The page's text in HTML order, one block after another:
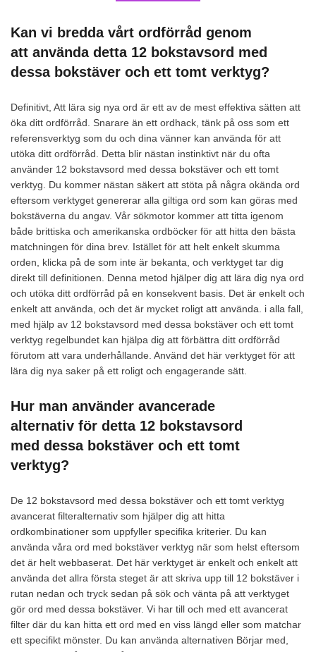
Kan vi bredda vårt ordförråd genom
att använda detta 12 bokstavsord med
dessa bokstäver och ett tomt verktyg?
Definitivt, Att lära sig nya ord är ett av de mest effektiva sätten att
öka ditt ordförråd. Snarare än ett ordhack, tänk på oss som ett
referensverktyg som du och dina vänner kan använda för att
utöka ditt ordförråd. Detta blir nästan instinktivt när du ofta
använder 12 bokstavsord med dessa bokstäver och ett tomt
verktyg. Du kommer nästan säkert att stöta på några okända ord
eftersom verktyget genererar alla giltiga ord som kan göras med
bokstäverna du angav. Vår sökmotor kommer att titta igenom
både brittiska och amerikanska ordböcker för att hitta den bästa
matchningen för dina brev. Istället för att helt enkelt skumma
orden, klicka på de som inte är bekanta, och verktyget tar dig
direkt till definitionen. Denna metod hjälper dig att lära dig nya ord
och utöka ditt ordförråd på en konsekvent basis. Det är enkelt och
enkelt att använda, och det är mycket roligt att använda. i alla fall,
med hjälp av 12 bokstavsord med dessa bokstäver och ett tomt
verktyg regelbundet kan hjälpa dig att förbättra ditt ordförråd
förutom att vara underhållande. Använd det här verktyget för att
lära dig nya saker på ett roligt och engagerande sätt.
Hur man använder avancerade
alternativ för detta 12 bokstavsord
med dessa bokstäver och ett tomt
verktyg?
De 12 bokstavsord med dessa bokstäver och ett tomt verktyg
avancerat filteralternativ som hjälper dig att hitta
ordkombinationer som uppfyller specifika kriterier. Du kan
använda våra ord med bokstäver verktyg när som helst eftersom
det är helt webbaserat. Det här verktyget är enkelt och enkelt att
använda det allra första steget är att skriva upp till 12 bokstäver i
rutan nedan och tryck sedan på sök och vänta på att verktyget
gör ord med dessa bokstäver. Vi har till och med ett avancerat
filter där du kan hitta ett ord med en viss längd eller som matchar
ett specifikt mönster. Du kan använda alternativen Börjar med,